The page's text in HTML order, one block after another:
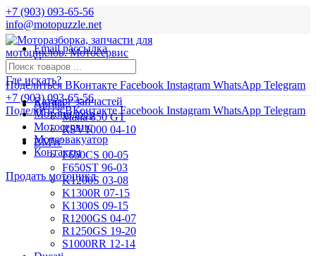
+7 (903) 093-65-56
info@motopuzzle.net
Email рассылка
Новости
Поделиться ВКонтакте Facebook Instagram WhatsApp Telegram
+7 (903) 093-65-56
Поделиться ВКонтакте Facebook Instagram WhatsApp Telegram
Где искать?
Aprilia
Mana 850 GT
RSV1000 04-10
BMW
F650CS 00-05
F650ST 96-03
K1200S 03-08
K1300R 07-15
K1300S 09-15
R1200GS 04-07
R1250GS 19-20
S1000RR 12-14
Каталог запчастей
Мотоподбор
Мотосервис
Мотоэвакуатор
Контакты
Продать мотоцикл